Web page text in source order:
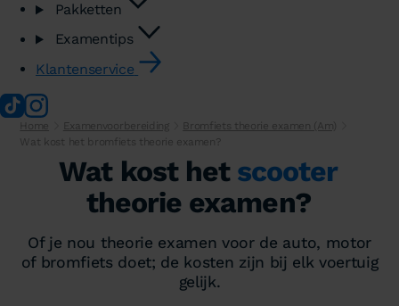
Pakketten
Examentips
Klantenservice
Home Examenvoorbereiding
Bromfiets theorie examen (Am)
Wat kost het bromfiets theorie examen?
Wat kost het scooter
theorie examen?
Of je nou theorie examen voor de auto, motor
of bromfiets doet; de kosten zijn bij elk voertuig
gelijk.